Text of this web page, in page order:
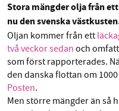
Sök
Stora mängder olja från
nu den svenska
Oljan kommer från ett
två veckor sedan och
som först rapporterades.
den danska flottan om
Posten.
Men större mängder än så
SMB kämpar för